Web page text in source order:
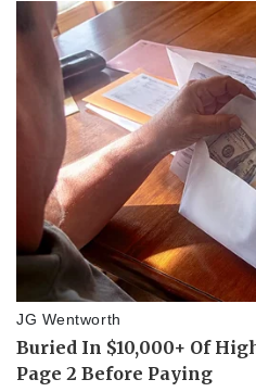
Sức khỏe
Dinh dưỡng - món ngon
Cây thuốc
Sản phụ khoa
Nhi khoa
Nam khoa
Làm đẹp - giảm cân
Phòng mạch online
Ăn sạch sống khỏe